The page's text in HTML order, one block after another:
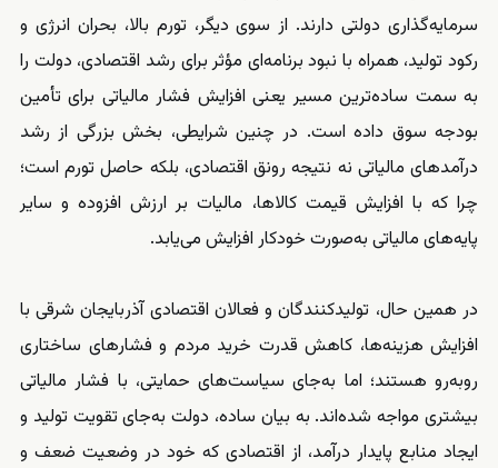
سرمایه‌گذاری دولتی دارند. از سوی دیگر، تورم بالا، بحران انرژی و
رکود تولید، همراه با نبود برنامه‌ای مؤثر برای رشد اقتصادی، دولت را
به سمت ساده‌ترین مسیر یعنی افزایش فشار مالیاتی برای تأمین
بودجه سوق داده است. در چنین شرایطی، بخش بزرگی از رشد
درآمدهای مالیاتی نه نتیجه رونق اقتصادی، بلکه حاصل تورم است؛
چرا که با افزایش قیمت کالاها، مالیات بر ارزش افزوده و سایر
پایه‌های مالیاتی به‌صورت خودکار افزایش می‌یابد.
در همین حال، تولیدکنندگان و فعالان اقتصادی آذربایجان شرقی با
افزایش هزینه‌ها، کاهش قدرت خرید مردم و فشارهای ساختاری
روبه‌رو هستند؛ اما به‌جای سیاست‌های حمایتی، با فشار مالیاتی
بیشتری مواجه شده‌اند. به بیان ساده، دولت به‌جای تقویت تولید و
ایجاد منابع پایدار درآمد، از اقتصادی که خود در وضعیت ضعف و